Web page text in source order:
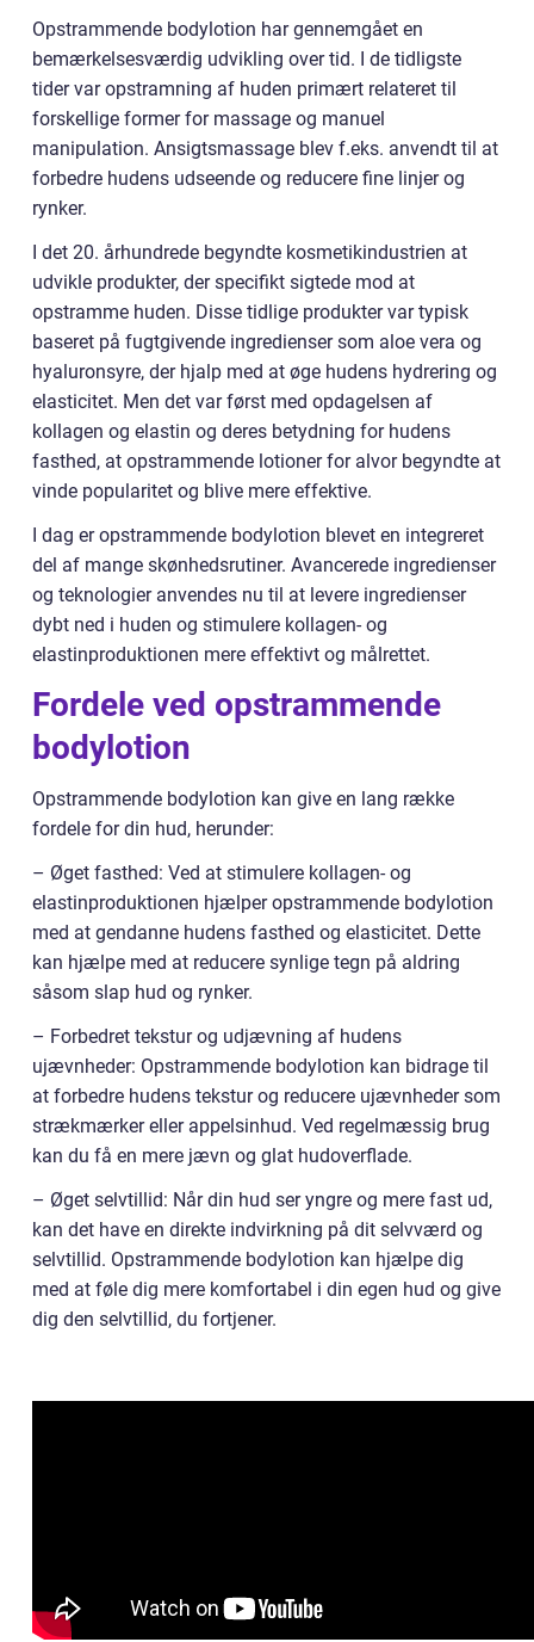
Opstrammende bodylotion har gennemgået en
bemærkelsesværdig udvikling over tid. I de tidligste
tider var opstramning af huden primært relateret til
forskellige former for massage og manuel
manipulation. Ansigtsmassage blev f.eks. anvendt til at
forbedre hudens udseende og reducere fine linjer og
rynker.
I det 20. århundrede begyndte kosmetikindustrien at
udvikle produkter, der specifikt sigtede mod at
opstramme huden. Disse tidlige produkter var typisk
baseret på fugtgivende ingredienser som aloe vera og
hyaluronsyre, der hjalp med at øge hudens hydrering og
elasticitet. Men det var først med opdagelsen af
kollagen og elastin og deres betydning for hudens
fasthed, at opstrammende lotioner for alvor begyndte at
vinde popularitet og blive mere effektive.
I dag er opstrammende bodylotion blevet en integreret
del af mange skønhedsrutiner. Avancerede ingredienser
og teknologier anvendes nu til at levere ingredienser
dybt ned i huden og stimulere kollagen- og
elastinproduktionen mere effektivt og målrettet.
Fordele ved opstrammende
bodylotion
Opstrammende bodylotion kan give en lang række
fordele for din hud, herunder:
– Øget fasthed: Ved at stimulere kollagen- og
elastinproduktionen hjælper opstrammende bodylotion
med at gendanne hudens fasthed og elasticitet. Dette
kan hjælpe med at reducere synlige tegn på aldring
såsom slap hud og rynker.
– Forbedret tekstur og udjævning af hudens
ujævnheder: Opstrammende bodylotion kan bidrage til
at forbedre hudens tekstur og reducere ujævnheder som
strækmærker eller appelsinhud. Ved regelmæssig brug
kan du få en mere jævn og glat hudoverflade.
– Øget selvtillid: Når din hud ser yngre og mere fast ud,
kan det have en direkte indvirkning på dit selvværd og
selvtillid. Opstrammende bodylotion kan hjælpe dig
med at føle dig mere komfortabel i din egen hud og give
dig den selvtillid, du fortjener.